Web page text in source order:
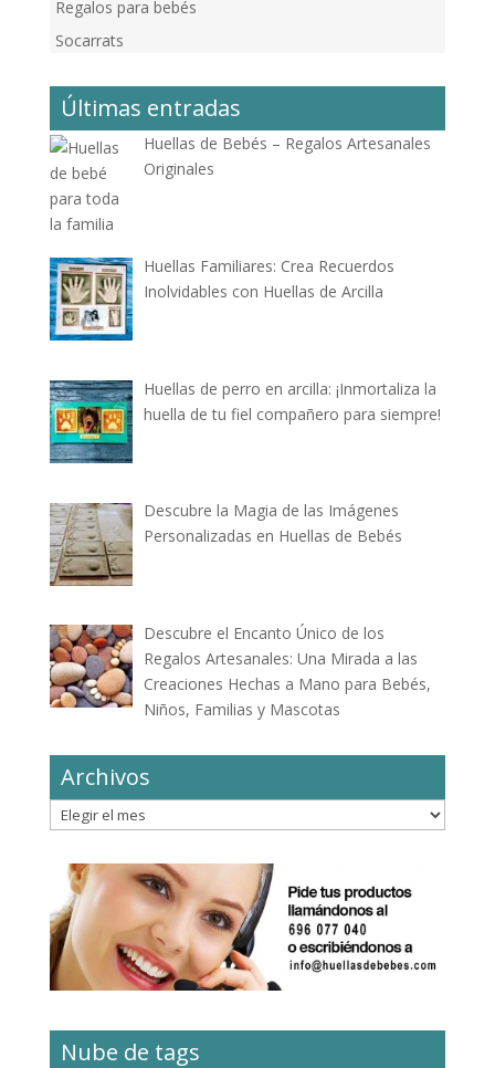
Regalos para bebés
Socarrats
Últimas entradas
Huellas de Bebés – Regalos Artesanales
Originales
Huellas Familiares: Crea Recuerdos
Inolvidables con Huellas de Arcilla
Huellas de perro en arcilla: ¡Inmortaliza la
huella de tu fiel compañero para siempre!
Descubre la Magia de las Imágenes
Personalizadas en Huellas de Bebés
Descubre el Encanto Único de los
Regalos Artesanales: Una Mirada a las
Creaciones Hechas a Mano para Bebés,
Niños, Familias y Mascotas
Archivos
Archivos
Nube de tags